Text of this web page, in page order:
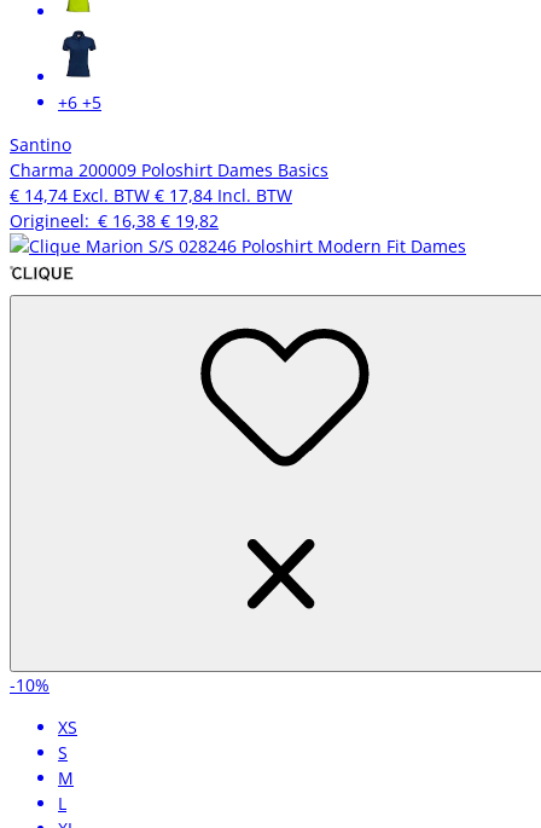
+6 +5
Santino
Charma 200009 Poloshirt Dames Basics
€ 14,74 Excl. BTW € 17,84 Incl. BTW
Origineel: € 16,38 € 19,82
-10%
XS
S
M
L